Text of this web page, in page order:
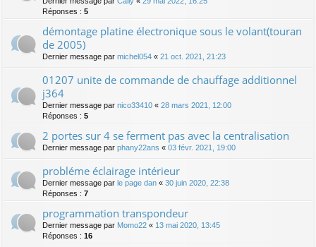
Réponses : 5
démontage platine électronique sous le volant(touran
de 2005)
Dernier message par michel054 « 21 oct. 2021, 21:23
01207 unite de commande de chauffage additionnel
j364
Dernier message par nico33410 « 28 mars 2021, 12:00
Réponses : 5
2 portes sur 4 se ferment pas avec la centralisation
Dernier message par phany22ans « 03 févr. 2021, 19:00
probléme éclairage intérieur
Dernier message par le page dan « 30 juin 2020, 22:38
Réponses : 7
programmation transpondeur
Dernier message par Momo22 « 13 mai 2020, 13:45
Réponses : 16